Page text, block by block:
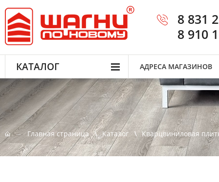
8 831
8 910
КАТАЛОГ АДРЕСА МАГАЗИНОВ
Главная страница Каталог Кварцвиниловая